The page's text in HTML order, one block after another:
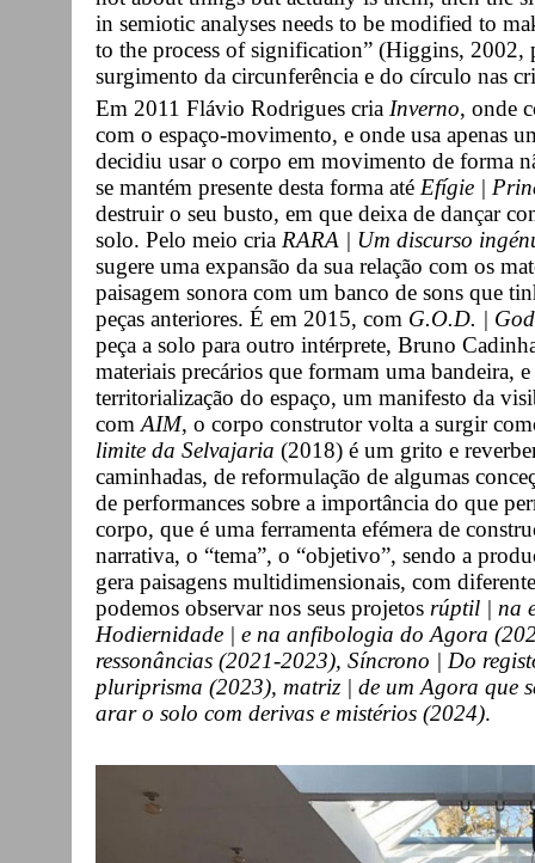
in semiotic analyses needs to be modified to
to the process of signification” (Higgins, 2002,
surgimento da circunferência e do círculo nas
Em 2011 Flávio Rodrigues cria Inverno, onde
com o espaço-movimento, e onde usa apenas
decidiu usar o corpo em movimento de forma
se mantém presente desta forma até Efígie |
destruir o seu busto, em que deixa de dançar
solo. Pelo meio cria RARA | Um discurso
sugere uma expansão da sua relação com os
paisagem sonora com um banco de sons que
peças anteriores. É em 2015, com G.O.D. |
peça a solo para outro intérprete, Bruno
materiais precários que formam uma bandeira,
territorialização do espaço, um manifesto da
com AIM, o corpo construtor volta a surgir
limite da Selvajaria (2018) é um grito e
caminhadas, de reformulação de algumas
de performances sobre a importância do que
corpo, que é uma ferramenta efémera de
narrativa, o “tema”, o “objetivo”, sendo a
gera paisagens multidimensionais, com
podemos observar nos seus projetos rúptil | na
Hodiernidade | e na anfibologia do Agora
ressonâncias (2021-2023), Síncrono | Do
pluriprisma (2023), matriz | de um Agora que
arar o solo com derivas e mistérios (2024).